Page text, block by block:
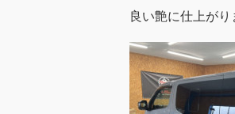
良い艶に仕上がり